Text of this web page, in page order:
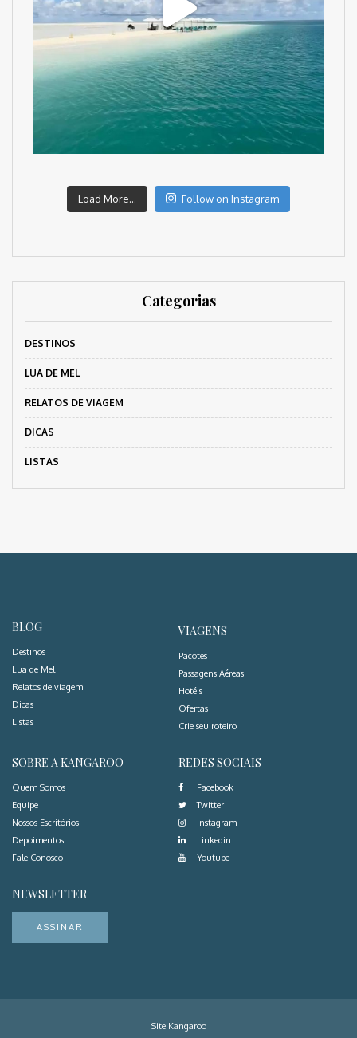
Load More... Follow on Instagram
Categorias
DESTINOS
LUA DE MEL
RELATOS DE VIAGEM
DICAS
LISTAS
BLOG
Destinos
Lua de Mel
Relatos de viagem
Dicas
Listas
VIAGENS
Pacotes
Passagens Aéreas
Hotéis
Ofertas
Crie seu roteiro
SOBRE A KANGAROO
Quem Somos
Equipe
Nossos Escritórios
Depoimentos
Fale Conosco
REDES SOCIAIS
Facebook
Twitter
Instagram
Linkedin
Youtube
NEWSLETTER
ASSINAR
Site Kangaroo